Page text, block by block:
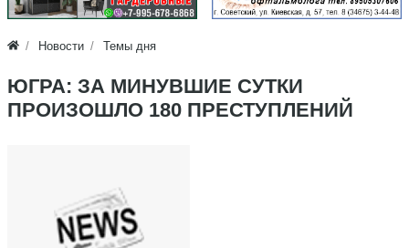
Новости Темы дня
ЮГРА: ЗА МИНУВШИЕ СУТКИ
ПРОИЗОШЛО 180 ПРЕСТУПЛЕНИЙ